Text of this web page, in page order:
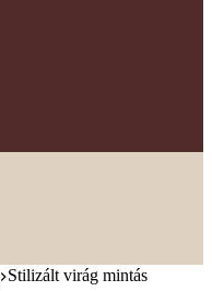
Stilizált virág mintás